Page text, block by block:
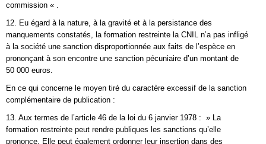
commission « .
12. Eu égard à la nature, à la gravité et à la persistance des
manquements constatés, la formation restreinte la CNIL n’a pas infligé
à la société une sanction disproportionnée aux faits de l’espèce en
prononçant à son encontre une sanction pécuniaire d’un montant de
50 000 euros.
En ce qui concerne le moyen tiré du caractère excessif de la sanction
complémentaire de publication :
13. Aux termes de l’article 46 de la loi du 6 janvier 1978 : » La
formation restreinte peut rendre publiques les sanctions qu’elle
prononce. Elle peut également ordonner leur insertion dans des